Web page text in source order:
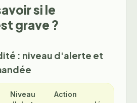
si le
grave ?
: niveau d'alerte et
Niveau
Action